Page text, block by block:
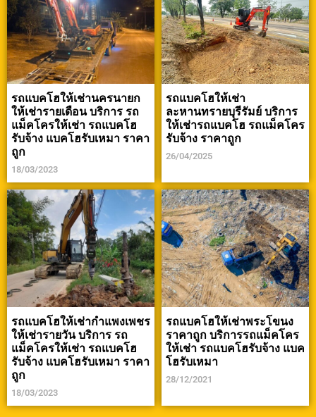
รถแบคโฮให้เช่านครนายก
ให้เช่ารายเดือน บริการ รถ
แม็คโครให้เช่า รถแบคโฮ
รับจ้าง แบคโฮรับเหมา ราคา
ถูก
18/03/2023
รถแบคโฮให้เช่า
ละหานทรายบุรีรัมย์ บริการ
ให้เช่ารถแบคโฮ รถแม็คโคร
รับจ้าง ราคาถูก
26/04/2025
รถแบคโฮให้เช่ากำแพงเพชร
ให้เช่ารายวัน บริการ รถ
แม็คโครให้เช่า รถแบคโฮ
รับจ้าง แบคโฮรับเหมา ราคา
ถูก
18/03/2023
รถแบคโฮให้เช่าพระโขนง
ราคาถูก บริการรถแม็คโคร
ให้เช่า รถแบคโฮรับจ้าง แบค
โฮรับเหมา
28/12/2021